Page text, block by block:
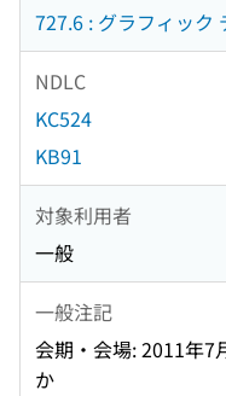
727.6 : グラフィック
NDLC
KC524
KB91
対象利用者
一般
一般注記
会期・会場: 2011年7
か